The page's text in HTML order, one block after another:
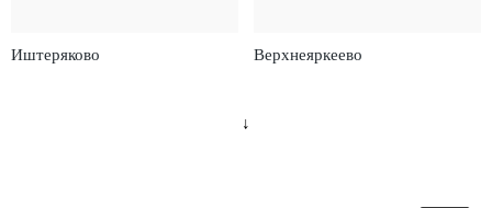
Иштеряково Верхнеяркеево
↓